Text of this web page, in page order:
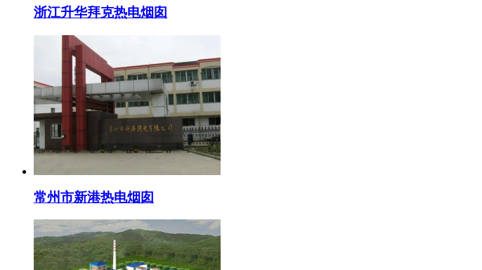
浙江升华拜克热电烟囱
常州市新港热电烟囱